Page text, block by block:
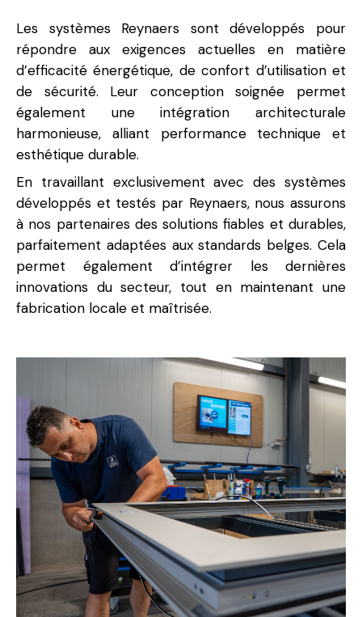
Les systèmes Reynaers sont développés pour
répondre aux exigences actuelles en matière
d’efficacité énergétique, de confort d’utilisation et
de sécurité. Leur conception soignée permet
également une intégration architecturale
harmonieuse, alliant performance technique et
esthétique durable.
En travaillant exclusivement avec des systèmes
développés et testés par Reynaers, nous assurons
à nos partenaires des solutions fiables et durables,
parfaitement adaptées aux standards belges. Cela
permet également d’intégrer les dernières
innovations du secteur, tout en maintenant une
fabrication locale et maîtrisée.